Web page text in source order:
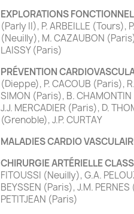
EXPLORATIONS
(Parly II), P. ARBEILLE (Tours),
(Neuilly), M. CAZAUBON
LAISSY (Paris)
PRÉVENTION
(Dieppe), P. CACOUB (Paris),
SIMON (Paris), B.
J.J. MERCADIER (Paris), D.
(Grenoble), J.P. CURTAY
MALADIES CARDIO
CHIRURGIE ARTÉRIELLE
FITOUSSI (Neuilly), G.A.
BEYSSEN (Paris), J.M.
PETITJEAN (Paris)